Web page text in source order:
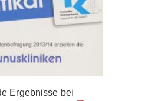
Ergebnisse bei